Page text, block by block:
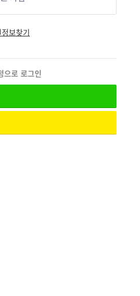
보찾기
으로 로그인